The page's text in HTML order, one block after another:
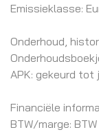
Emissieklasse:
Onderhoud,
APK: gekeurd tot
Financiële
BTW/marge: